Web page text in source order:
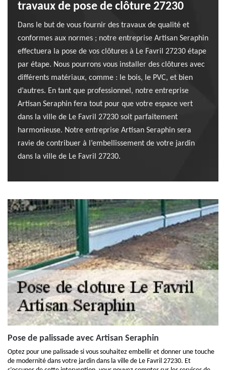
travaux de pose de clôture 27230
Dans le but de vous fournir des travaux de qualité et
conformes aux normes ; notre entreprise Artisan Seraphin
effectuera la pose de vos clôtures à Le Favril 27230 étape
par étape. Nous pourrons vous installer des clôtures avec
différents matériaux, comme : le bois, le PVC, et bien
d’autres. En tant que professionnel, notre entreprise
Artisan Seraphin fera tout pour que votre espace vert
dans la ville de Le Favril 27230 soit parfaitement
harmonieuse. Notre entreprise Artisan Seraphin sera
ravie de contribuer à l’embellissement de votre jardin
dans la ville de Le Favril 27230.
Pose de palissade avec Artisan Seraphin
Optez pour une palissade si vous souhaitez embellir et donner une touche
de modernité dans votre jardin dans la ville de Le Favril 27230. Et